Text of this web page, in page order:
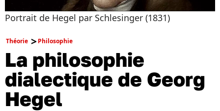
Portrait de Hegel par Schlesinger (1831)
Théorie Philosophie
La philosophie
dialectique de Georg
Hegel